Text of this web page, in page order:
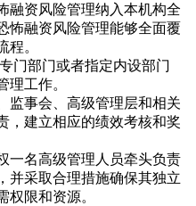
融资风险管理纳入本机构全
怖融资风险管理能够全面覆
程。
门部门或者指定内设部门
理工作。
监事会、高级管理层和相关
，建立相应的绩效考核和奖
一名高级管理人员牵头负责
并采取合理措施确保其独立
权限和资源。